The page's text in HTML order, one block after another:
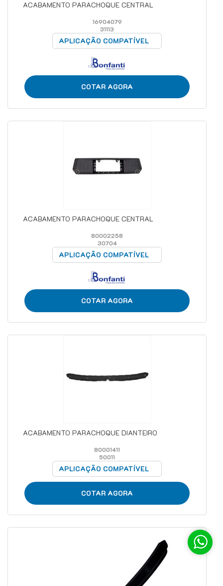
ACABAMENTO PARACHOQUE CENTRAL
16904079
31113
APLICAÇÃO COMPATÍVEL
COTAR AGORA
ACABAMENTO PARACHOQUE CENTRAL
80002258
30704
APLICAÇÃO COMPATÍVEL
COTAR AGORA
ACABAMENTO PARACHOQUE DIANTEIRO
80001411
50011
APLICAÇÃO COMPATÍVEL
COTAR AGORA